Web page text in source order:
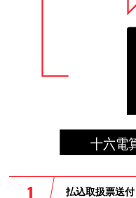
払込取扱票送付